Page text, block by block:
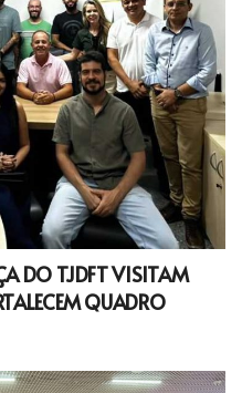
DO TJDFT VISITAM
QUADRO